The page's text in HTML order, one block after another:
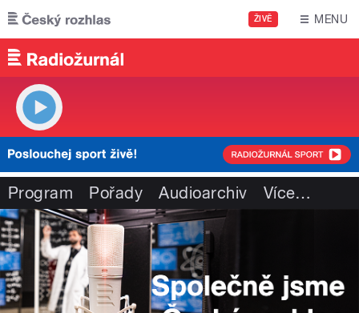
Přejít k hlavnímu obsahu
ŽIVĚ MENU
Program Pořady Audioarchiv Více…